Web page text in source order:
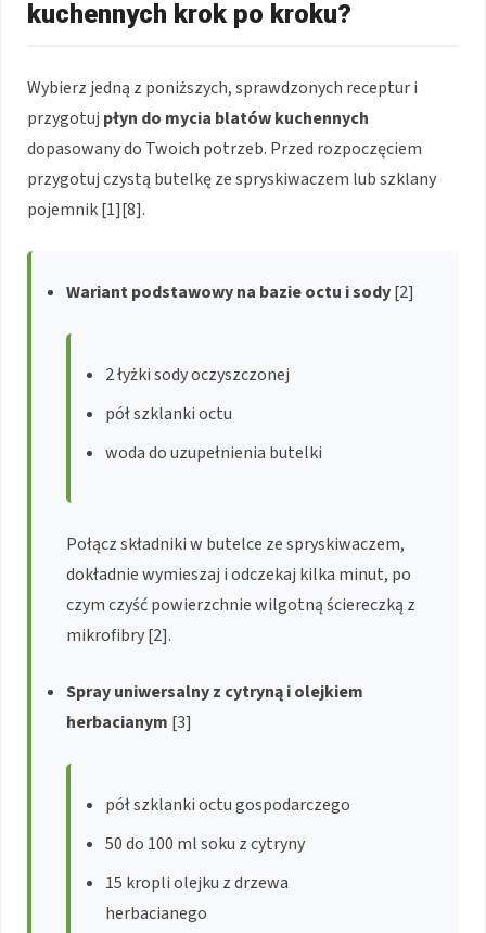
kuchennych krok po kroku?
Wybierz jedną z poniższych, sprawdzonych receptur i
przygotuj płyn do mycia blatów kuchennych
dopasowany do Twoich potrzeb. Przed rozpoczęciem
przygotuj czystą butelkę ze spryskiwaczem lub szklany
pojemnik [1][8].
Wariant podstawowy na bazie octu i sody[2]
2 łyżki sody oczyszczonej
pół szklanki octu
woda do uzupełnienia butelki
Połącz składniki w butelce ze spryskiwaczem,
dokładnie wymieszaj i odczekaj kilka minut, po
czym czyść powierzchnie wilgotną ściereczką z
mikrofibry [2].
Spray uniwersalny z cytryną i olejkiem
herbacianym [3]
pół szklanki octu gospodarczego
50 do 100 ml soku z cytryny
15 kropli olejku z drzewa
herbacianego